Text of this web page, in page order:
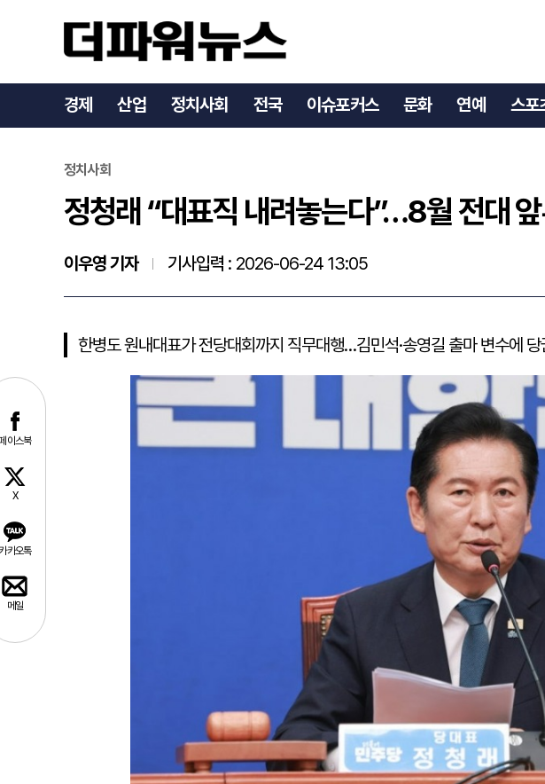
경제 산업 정치사회 전국 이슈포커스 문화 연예 스포
정청래 “대표직 내려놓는다”…8월 전대 앞두고 당권
이스북
X
카오톡
메일
정치사회
정청래 “대표직 내려놓는다”…8월 전대
이우영 기자 기사입력 : 2026-06-24 13:05
한병도 원내대표가 전당대회까지 직무대행…김민석·송영길 출마 변수에